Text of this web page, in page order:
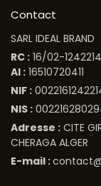
Contact
SARL IDEAL BRAND
RC : 16/02-
AI : 16510720411
NIF :
NIS :
Adresse : CITE
CHERAGA ALGER
E-mail :